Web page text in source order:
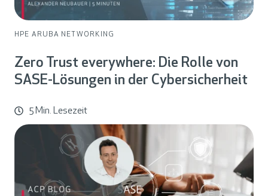
HPE ARUBA NETWORKING
Zero Trust everywhere: Die Rolle von
SASE-Lösungen in der Cybersicherheit
5 Min. Lesezeit